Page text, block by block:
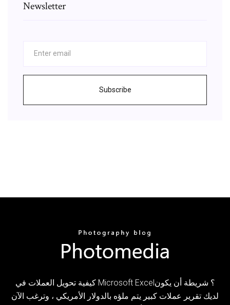
Newsletter
Subscribe
كيفية تحويل العملات في Microsoft Excel؟ شريطة أن يكون
لديك تقرير عملات كبير يتم ملؤه بالدولار الأمريكي ، وترغب الآن